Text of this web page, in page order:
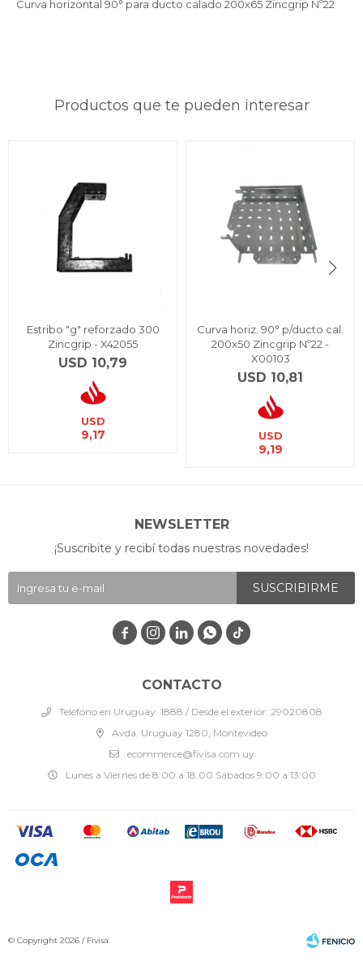
Curva horizontal 90° para ducto calado 200x65 Zincgrip Nº22
Productos que te pueden interesar
Estribo "g" reforzado 300
Zincgrip - X42055
USD 10,79
USD
9,17
Curva horiz. 90° p/ducto cal.
200x50 Zincgrip Nº22 -
X00103
USD 10,81
USD
9,19
CONTACTO
Teléfono en Uruguay: 1888 / Desde el exterior: 29020808
Avda. Uruguay 1280, Montevideo
ecommerce@fivisa.com.uy
Lunes a Viernes de 8:00 a 18:00 Sábados 9:00 a 13:00
NEWSLETTER
¡Suscribite y recibí todas nuestras novedades!
SUSCRIBIRME
   
© Copyright 2026 / Fivisa